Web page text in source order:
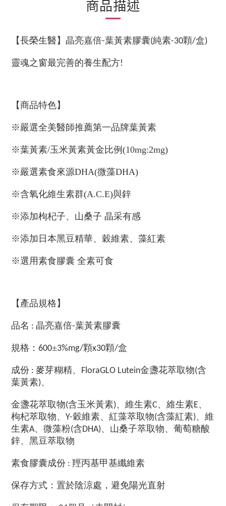
商品描述
【長榮生醫】晶亮嘉倍-葉黃素膠囊(純素-30顆/盒)
靈魂之窗最完善的養生配方!
【商品特色】
※嚴選全美醫師推薦第一品牌葉黃素
※葉黃素/玉米黃素黃金比例(10mg:2mg)
※嚴選素食來源DHA(微藻DHA)
※含氧化維生素群(A.C.E)與鋅
※添加枸杞子、山桑子 晶采有感
※添加日本黑豆精華、穀維素、藻紅素
※選用素食膠囊 全素可食
【產品規格】
品名 : 晶亮嘉倍-葉黃素膠囊
規格： 600±3%mg/顆x30顆/盒
成份 : 麥芽糊精、 FloraGLO Lutein金盞花萃取物(含
葉黃素)、
金盞花萃取物(含玉米黃素)、維生素C、維生素E、
枸杞萃取物、 Y-穀維素、紅藻萃取物(含藻紅素)、維
生素A、微藻粉(含DHA)、山桑子萃取物、葡萄糖酸
鋅、黑豆萃取物
素食膠囊成份 : 羥丙基甲基纖維素
保存方式：置於陰涼處，避免陽光直射